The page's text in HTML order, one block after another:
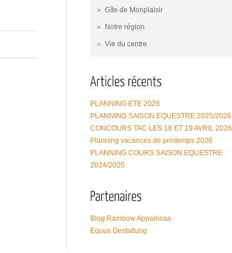
Gîte de Monplaisir
Notre région
Vie du centre
PLANNING ETE 2026
PLANNING SAISON EQUESTRE 2025/2026
CONCOURS TAC LES 18 ET 19 AVRIL 2026
Planning vacances de printemps 2026
PLANNING COURS SAISON EQUESTRE
2024/2025
Blog Rainbow Appaloosa
Equus Gestaltung